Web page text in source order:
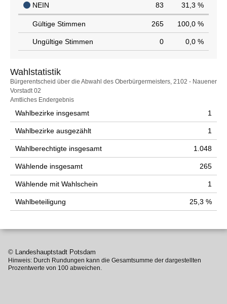
NEIN 83 31,3 %
Gültige Stimmen 265 100,0 %
Ungültige Stimmen 0 0,0 %
Wahlstatistik
Wahlstatistik
Bürgerentscheid über die Abwahl des Oberbürgermeisters, 2102 - Nauener
Vorstadt 02
Amtliches Endergebnis
Wahlbezirke insgesamt 1
Wahlbezirke ausgezählt 1
Wahlberechtigte insgesamt 1.048
Wählende insgesamt 265
Wählende mit Wahlschein 1
Wahlbeteiligung 25,3 %
© Landeshauptstadt Potsdam
Hinweis: Durch Rundungen kann die Gesamtsumme der dargestellten
Prozentwerte von 100 abweichen.